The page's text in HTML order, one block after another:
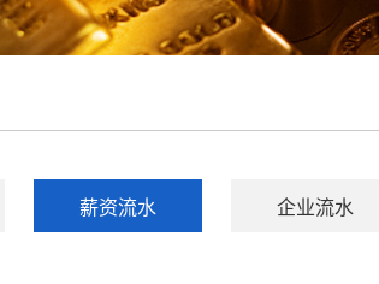
薪资流水 企业流水